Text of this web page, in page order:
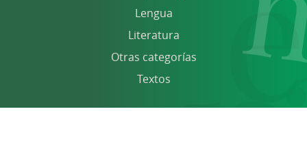
Lengua
Literatura
Otras categorías
Textos